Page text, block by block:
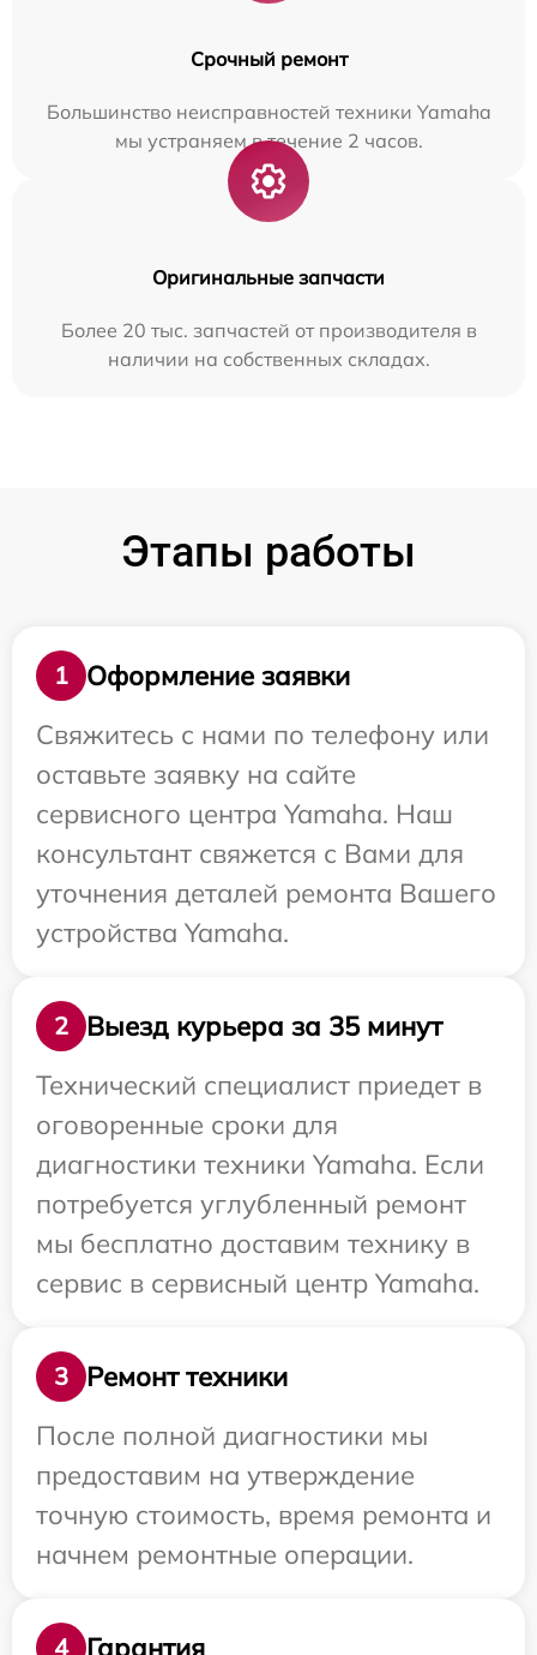
Срочный ремонт
Большинство неисправностей техники Yamaha
мы устраняем в течение 2 часов.
Оригинальные запчасти
Более 20 тыс. запчастей от производителя в
наличии на собственных складах.
Этапы работы
1
Оформление заявки
Свяжитесь с нами по телефону или
оставьте заявку на сайте
сервисного центра Yamaha. Наш
консультант свяжется с Вами для
уточнения деталей ремонта Вашего
устройства Yamaha.
2
Выезд курьера за 35 минут
Технический специалист приедет в
оговоренные сроки для
диагностики техники Yamaha. Если
потребуется углубленный ремонт
мы бесплатно доставим технику в
сервис в сервисный центр Yamaha.
3
Ремонт техники
После полной диагностики мы
предоставим на утверждение
точную стоимость, время ремонта и
начнем ремонтные операции.
4 Гарантия